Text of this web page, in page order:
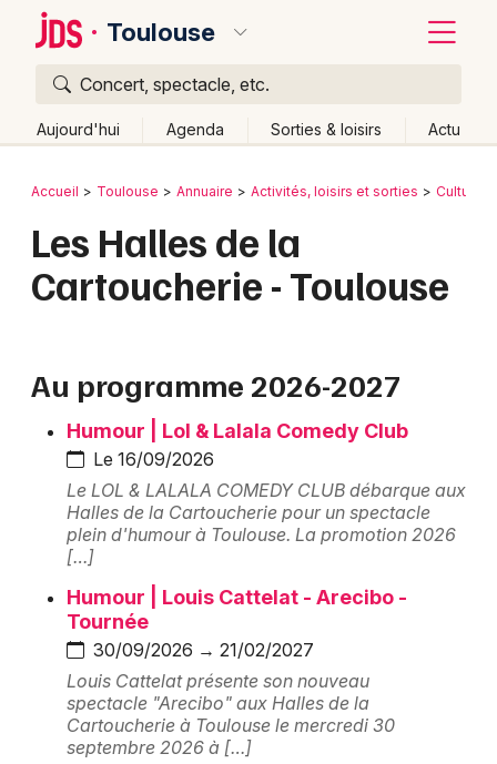
Toulouse
Concert, spectacle, etc.
Aujourd'hui Agenda Sorties & loisirs Actu
Publier un événement
Activité & Expérience
Manifestations
Foires & salons
Spectacles
Concerts
Sports
Soirées
Sorties famille
Bordeaux
Colmar
Mulhouse
Montpellier
Nantes
Nice
Paris
Strasbourg
Toulouse
Retour
Accueil Toulouse Annuaire Activités, loisirs et sorties Culture
Les Halles de la
Cartoucherie - Toulouse
Au programme 2026-2027
Humour | Lol & Lalala Comedy Club
Le 16/09/2026
Le LOL & LALALA COMEDY CLUB débarque aux
Halles de la Cartoucherie pour un spectacle
plein d'humour à Toulouse. La promotion 2026
[…]
Humour | Louis Cattelat - Arecibo -
Tournée
30/09/2026 → 21/02/2027
Louis Cattelat présente son nouveau
spectacle "Arecibo" aux Halles de la
Cartoucherie à Toulouse le mercredi 30
septembre 2026 à […]
Quoi ?
Où ?
Midi-Pyrénées
Partout Près de moi
Quand ?
Effacer les dates